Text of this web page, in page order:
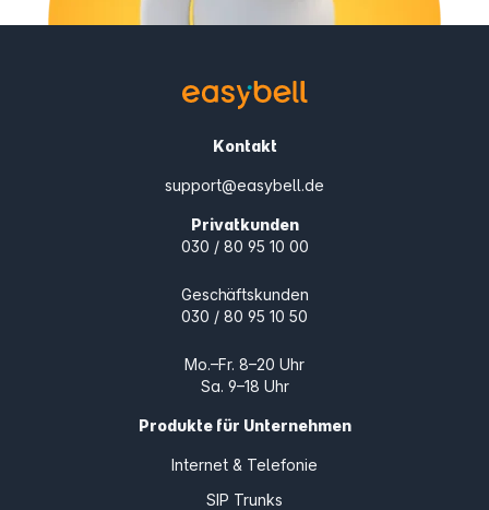
Kontakt
support@easybell.de
Privatkunden
030 / 80 95 10 00
Geschäftskunden
030 / 80 95 10 50
Mo.–Fr. 8–20 Uhr
Sa. 9–18 Uhr
Produkte für Unternehmen
Internet & Telefonie
SIP Trunks